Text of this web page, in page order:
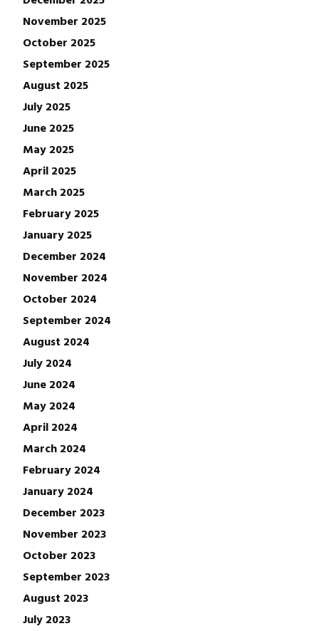
November 2025
October 2025
September 2025
August 2025
July 2025
June 2025
May 2025
April 2025
March 2025
February 2025
January 2025
December 2024
November 2024
October 2024
September 2024
August 2024
July 2024
June 2024
May 2024
April 2024
March 2024
February 2024
January 2024
December 2023
November 2023
October 2023
September 2023
August 2023
July 2023